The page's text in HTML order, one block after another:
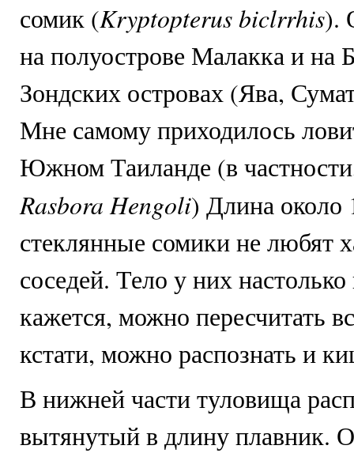
сомик (Kryptopterus biclrrhis).
на полуострове Малакка и на
Зондских островах (Ява,
Мне самому приходилось
Южном Таиланде (в
Rasbora Hengoli) Длина
стеклянные сомики не любят
соседей. Тело у них
кажется, можно пересчитать
кстати, можно распознать и
В нижней части туловища
вытянутый в длину плавник.